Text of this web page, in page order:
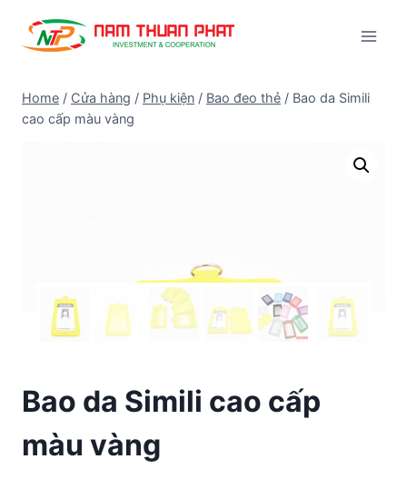
Home / Cửa hàng / Phụ kiện / Bao đeo thẻ / Bao da Simili
cao cấp màu vàng
Bao da Simili cao cấp
màu vàng